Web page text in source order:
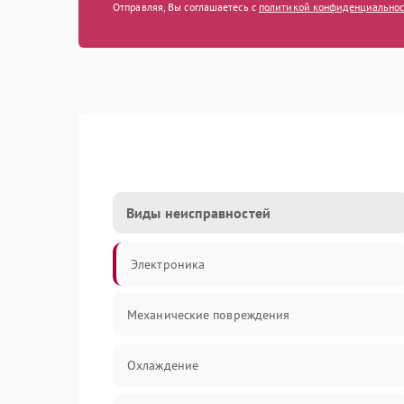
Отправляя, Вы соглашаетесь с политикой
Виды неисправностей
Электроника
Механические повреждения
Охлаждение